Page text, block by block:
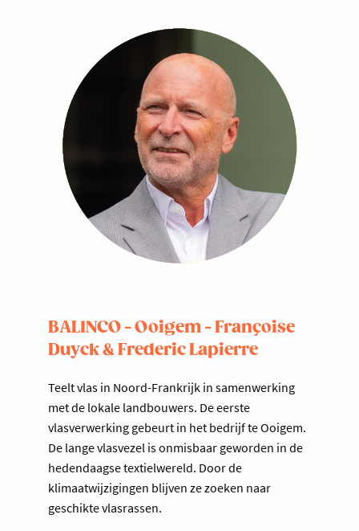
BALINCO - Ooigem - Françoise
Duyck & Frederic Lapierre
Teelt vlas in Noord-Frankrijk in samenwerking
met de lokale landbouwers. De eerste
vlasverwerking gebeurt in het bedrijf te Ooigem.
De lange vlasvezel is onmisbaar geworden in de
hedendaagse textielwereld. Door de
klimaatwijzigingen blijven ze zoeken naar
geschikte vlasrassen.